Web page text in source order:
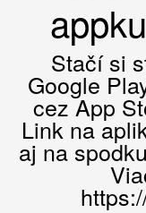
Stačí si
Google
cez App
Link na
aj na